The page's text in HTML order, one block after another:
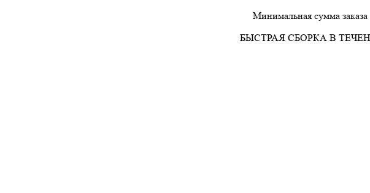
Минимальная сумма заказа
БЫСТРАЯ СБОРКА В